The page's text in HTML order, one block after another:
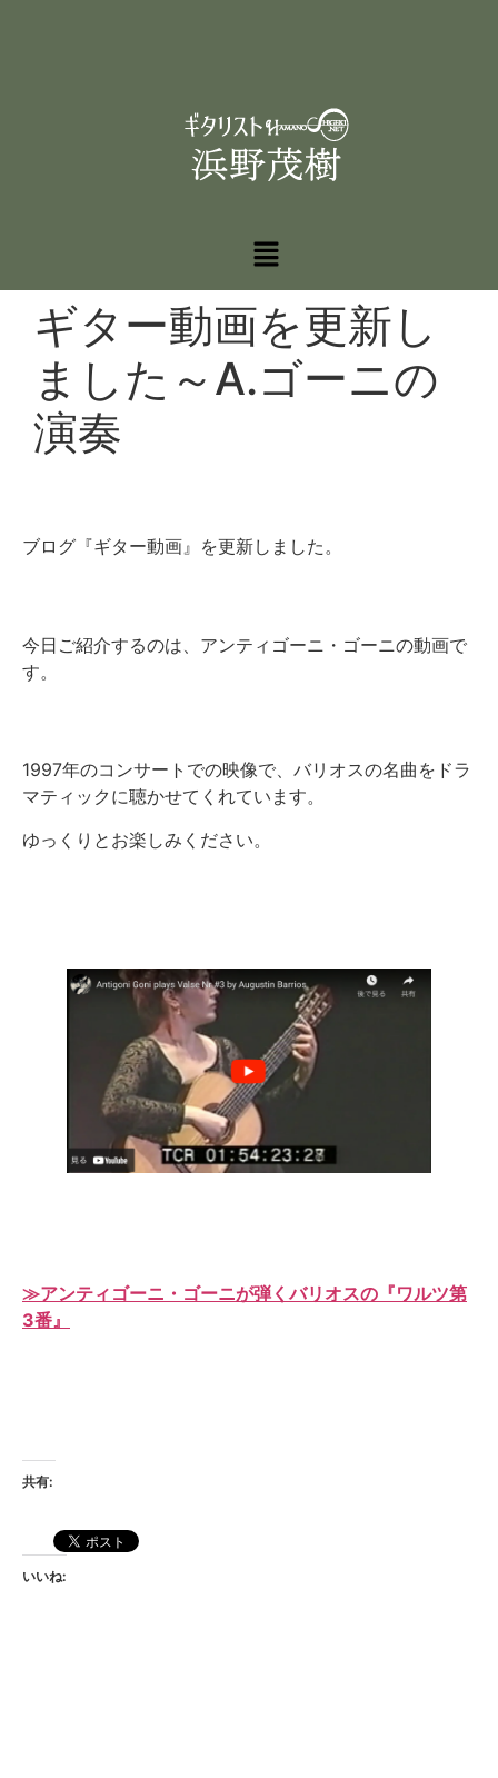
ギター動画を更新し
ました～A.ゴーニの
演奏
ブログ『ギター動画』を更新しました。
今日ご紹介するのは、アンティゴーニ・ゴーニの動画で
す。
1997年のコンサートでの映像で、バリオスの名曲をドラ
マティックに聴かせてくれています。
ゆっくりとお楽しみください。
≫アンティゴーニ・ゴーニが弾くバリオスの『ワルツ第
3番』
共有:
いいね: